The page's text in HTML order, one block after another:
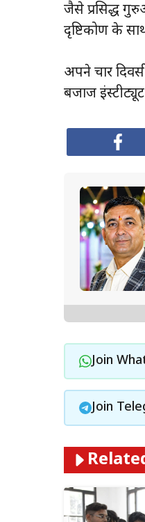
जैसे प्रसिद्ध
दृष्टिकोण के
अपने चार
बजाज
Join
Join